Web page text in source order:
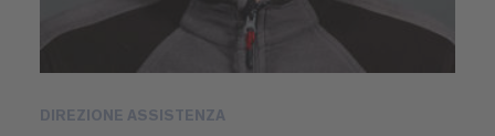
DIREZIONE ASSISTENZA